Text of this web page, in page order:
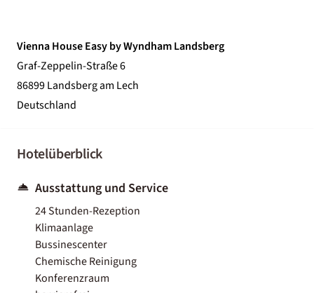
Vienna House Easy by Wyndham Landsberg
Graf-Zeppelin-Straße 6
86899 Landsberg am Lech
Deutschland
Hotelüberblick
Ausstattung und Service
24 Stunden-Rezeption
Klimaanlage
Bussinescenter
Chemische Reinigung
Konferenzraum